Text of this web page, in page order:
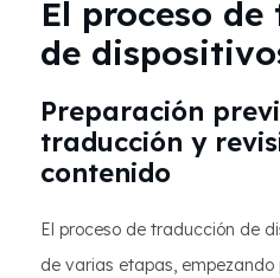
El proceso
de
Preparación
traducción y
contenido
El proceso de traducción de
de varias etapas,